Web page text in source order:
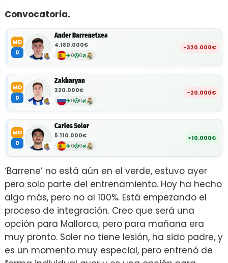
Convocatoria.
MD
0
Ander Barrenetxea
4.180.000€
0 0
-320.000€
MD
0
Zakharyan
320.000€
0 0
-20.000€
MD
0
Carlos Soler
5.110.000€
0 0
+10.000€
‘Barrene’ no está aún en el verde, estuvo ayer
pero solo parte del entrenamiento. Hoy ha hecho
algo más, pero no al 100%. Está empezando el
proceso de integración. Creo que será una
opción para Mallorca, pero para mañana era
muy pronto. Soler no tiene lesión, ha sido padre, y
es un momento muy especial, pero entrenó de